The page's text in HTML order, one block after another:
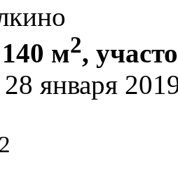
м2,
января
2